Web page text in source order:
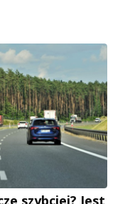
szybciej? Jest